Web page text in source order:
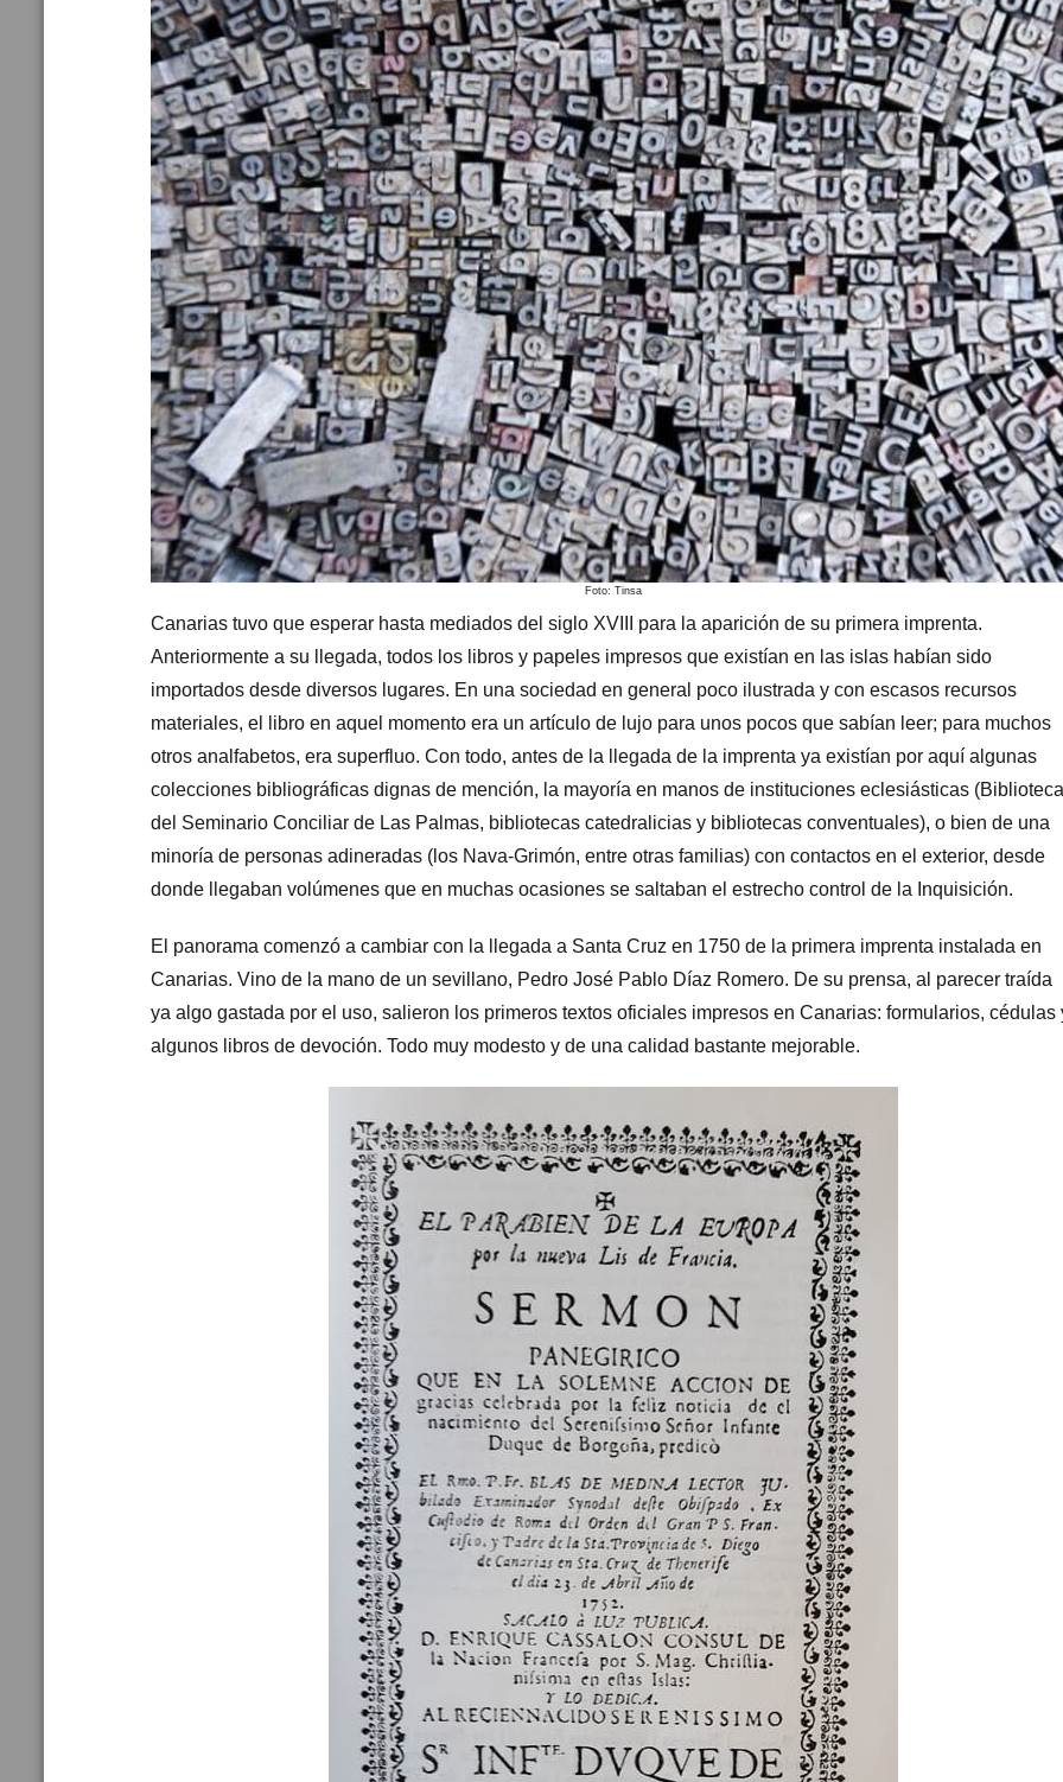
Foto: Tinsa
Canarias tuvo que esperar hasta mediados del siglo XVIII para la aparición de su primera imprenta.
Anteriormente a su llegada, todos los libros y papeles impresos que existían en las islas habían sido
importados desde diversos lugares. En una sociedad en general poco ilustrada y con escasos recursos
materiales, el libro en aquel momento era un artículo de lujo para unos pocos que sabían leer; para muchos
otros analfabetos, era superfluo. Con todo, antes de la llegada de la imprenta ya existían por aquí algunas
colecciones bibliográficas dignas de mención, la mayoría en manos de instituciones eclesiásticas (Biblioteca
del Seminario Conciliar de Las Palmas, bibliotecas catedralicias y bibliotecas conventuales), o bien de una
minoría de personas adineradas (los Nava-Grimón, entre otras familias) con contactos en el exterior, desde
donde llegaban volúmenes que en muchas ocasiones se saltaban el estrecho control de la Inquisición.
El panorama comenzó a cambiar con la llegada a Santa Cruz en 1750 de la primera imprenta instalada en
Canarias. Vino de la mano de un sevillano, Pedro José Pablo Díaz Romero. De su prensa, al parecer traída
ya algo gastada por el uso, salieron los primeros textos oficiales impresos en Canarias: formularios, cédulas
algunos libros de devoción. Todo muy modesto y de una calidad bastante mejorable.